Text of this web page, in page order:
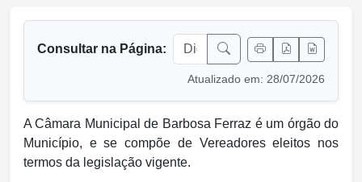
Consultar na Página:
Atualizado em: 28/07/2026
A Câmara Municipal de Barbosa Ferraz é um órgão do
Município, e se compõe de Vereadores eleitos nos
termos da legislação vigente.